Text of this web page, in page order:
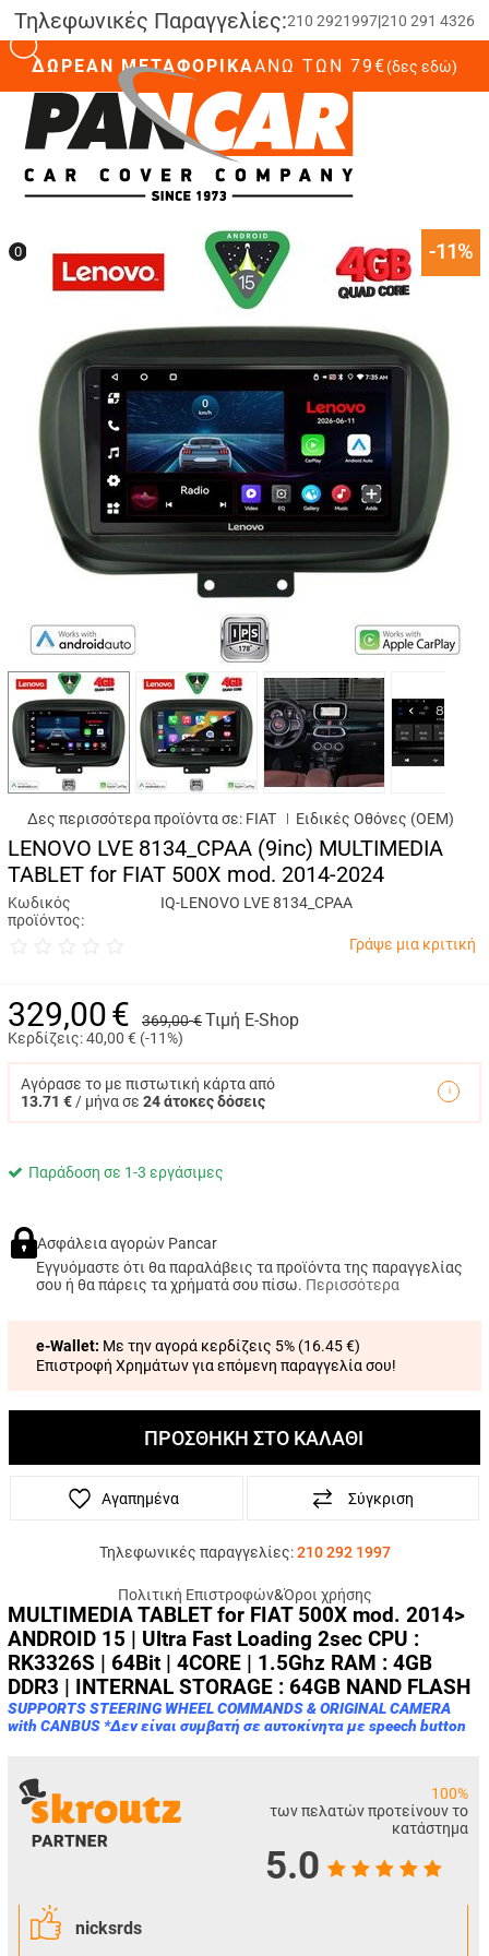
Τηλεφωνικές Παραγγελίες:210 2921997|210 291 4326
ΔΩΡΕΑΝ ΜΕΤΑΦΟΡΙΚΑΆΝΩ ΤΩΝ 79€(δες εδώ)
0
-11%
Δες περισσότερα προϊόντα σε: FIAT Ειδικές Oθόνες (OEM)
LENOVO LVE 8134_CPAA (9inc) MULTIMEDIA
TABLET for FIAT 500X mod. 2014-2024
Κωδικός
προϊόντος:
IQ-LENOVO LVE 8134_CPAA
Γράψε μια κριτική
329,00€ 369,00 €Τιμή E-Shop
Κερδίζεις:40,00 € (-11%)
Αγόρασε το με πιστωτική κάρτα από
13.71 € / μήνα σε 24 άτοκες δόσεις
Παράδοση σε 1-3 εργάσιμες
Ασφάλεια αγορών Pancar
Εγγυόμαστε ότι θα παραλάβεις τα προϊόντα της παραγγελίας
σου ή θα πάρεις τα χρήματά σου πίσω. Περισσότερα
e-Wallet: Με την αγορά κερδίζεις 5% (16.45 €)
Επιστροφή Χρημάτων για επόμενη παραγγελία σου!
ΠΡΟΣΘΗΚΗ ΣΤΟ ΚΑΛΑΘΙ
Αγαπημένα Σύγκριση
Τηλεφωνικές παραγγελίες: 210 292 1997
Πολιτική Επιστροφών&Όροι χρήσης
MULTIMEDIA TABLET for FIAT 500Χ mod. 2014>
ANDROID 15 | Ultra Fast Loading 2sec CPU :
RK3326S | 64Bit | 4CORE | 1.5Ghz RAM : 4GB
DDR3 | INTERNAL STORAGE : 64GB NAND FLASH
SUPPORTS STEERING WHEEL COMMANDS & ORIGINAL CAMERA
with CANBUS *Δεν είναι συμβατή σε αυτοκίνητα με speech button
100%
των πελατών προτείνουν το
κατάστημα
5.0
nicksrds